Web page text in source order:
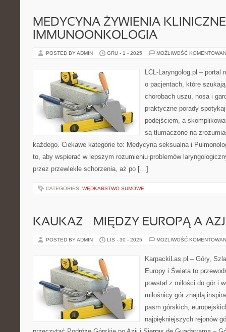
MEDYCYNA ŻYWIENIA
IMMUNOONKOLOGIA
POSTED BY ADMIN GRU - 1 - 2025 MOŻLIWOŚĆ
LCL-Laryngolog.pl –
o pacjentach, które
chorobach uszu, nosa i
praktyczne porady
podejściem, a
są tłumaczone na
każdego. Ciekawe kategorie to: Medycyna seksualna i
to, aby wspierać w lepszym rozumieniu problemów
przez przewlekłe schorzenia, aż po […]
CATEGORIES: WĘDKARSTWO SUMOWE
KAUKAZ – MIĘDZY EUROPĄ A
POSTED BY ADMIN LIS - 30 - 2025 MOŻLIWOŚĆ
KarpackiLas.pl – Góry,
Europy i Świata to
powstał z miłości do gór i
miłośnicy gór znajdą
pasm górskich,
najpiękniejszych rejonów